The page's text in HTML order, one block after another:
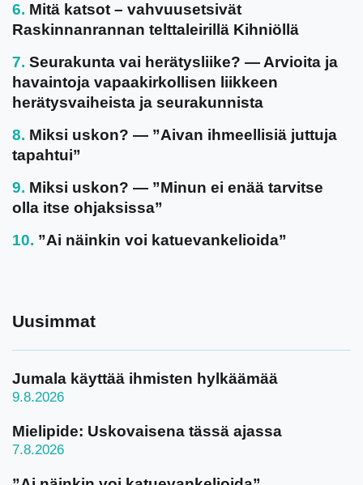
Mitä katsot – vahvuusetsivät
Raskinnanrannan telttaleirillä Kihniöllä
Seurakunta vai herätysliike? — Arvioita ja
havaintoja vapaakirkollisen liikkeen
herätysvaiheista ja seurakunnista
Miksi uskon? — ”Aivan ihmeellisiä juttuja
tapahtui”
Miksi uskon? — ”Minun ei enää tarvitse
olla itse ohjaksissa”
”Ai näinkin voi katuevankelioida”
Uusimmat
Jumala käyttää ihmisten hylkäämää
9.8.2026
Mielipide: Uskovaisena tässä ajassa
7.8.2026